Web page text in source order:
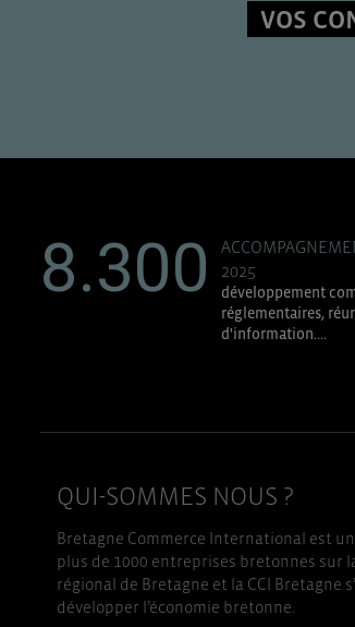
VOS
8.300
2025
développement
réglementaires,
d'information....
QUI-SOMMES NOUS ?
Bretagne Commerce International est
plus de 1000 entreprises bretonnes sur
régional de Bretagne et la CCI Bretagne
développer l’économie bretonne.